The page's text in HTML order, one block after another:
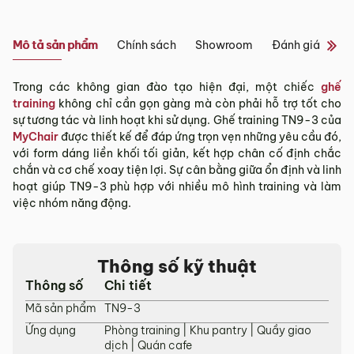
Mô tả sản phẩm Chính sách Showroom Đánh giá sản
Trong các không gian đào tạo hiện đại, một chiếc ghế
training không chỉ cần gọn gàng mà còn phải hỗ trợ tốt cho
sự tương tác và linh hoạt khi sử dụng. Ghế training TN9-3 của
MyChair được thiết kế để đáp ứng trọn vẹn những yêu cầu đó,
với form dáng liền khối tối giản, kết hợp chân cố định chắc
chắn và cơ chế xoay tiện lợi. Sự cân bằng giữa ổn định và linh
hoạt giúp TN9-3 phù hợp với nhiều mô hình training và làm
việc nhóm năng động.
Thông số kỹ thuật
Thông số Chi tiết
Mã sản phẩm
TN9-3
Ứng dụng
Phòng training | Khu pantry | Quầy giao
dịch | Quán cafe
phố
khác*
Từ 3 – 5 ngày
*Lưu ý:
Tùy tình hình thực tế mỗi địa phương sẽ có thời gian giao
khác nhau.
Thời gian giao hàng ở khu vực “Quận Ngoại Thành và Tỉnh
Thành khác” không bao gồm: Chủ nhật và các ngày Lễ, Tết.
3.2. Chính sách giao hàng tại Hà Nội, Đà
cả các quận nội thành Hà Nội, Đà Nẵng và TP. Hồ Chí Minh.
Những đơn hàng giá trị < 2 triệu hoặc các đơn hàng ở
ngoại thành sẽ tính phí, tùy khu vực nhân viên kinh doanh
sẽ báo phí giao hàng cụ thể.
Showroom tại Đà Nẵng
Đà Nẵng
– Hotline:0942 90 2468
– Email:info@mychair.vn
–Showroom mở cửa từ 8h00 – 18h30 (các ngày từ Thứ 2 đến
Chủ Nhật)
Xem bản đồ